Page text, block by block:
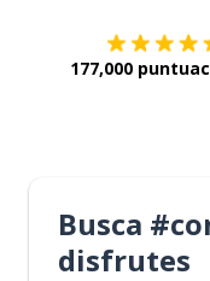
177,000
Busca
disfrutes